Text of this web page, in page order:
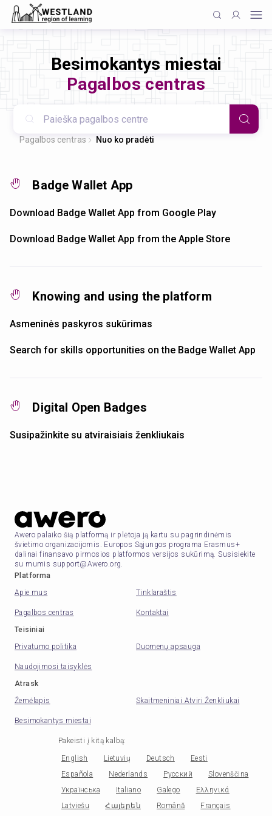
Besimokantys miestai
Pagalbos centras
Pagalbos centras Nuo ko pradėti
Badge Wallet App
Download Badge Wallet App from Google Play
Download Badge Wallet App from the Apple Store
Knowing and using the platform
Asmeninės paskyros sukūrimas
Search for skills opportunities on the Badge Wallet App
Digital Open Badges
Susipažinkite su atviraisiais ženkliukais
Awero palaiko šią platformą ir plėtoja ją kartu su pagrindinėmis
švietimo organizacijomis. Europos Sąjungos programa Erasmus+
dalinai finansavo pirmosios platformos versijos sukūrimą. Susisiekite
su mumis support@Awero.org.
Platforma
Apie mus
Tinklaraštis
Pagalbos centras
Kontaktai
Teisiniai
Privatumo politika
Duomenų apsauga
Naudojimosi taisyklės
Atrask
Žemėlapis
Skaitmeniniai Atviri Ženkliukai
Besimokantys miestai
Pakeisti į kitą kalbą:
English Lietuvių Deutsch
Eesti
Española
Nederlands Русский
Slovenščina
Українська
Italiano Galego
Ελληνικά
Latviešu
Հայերեն Română Français